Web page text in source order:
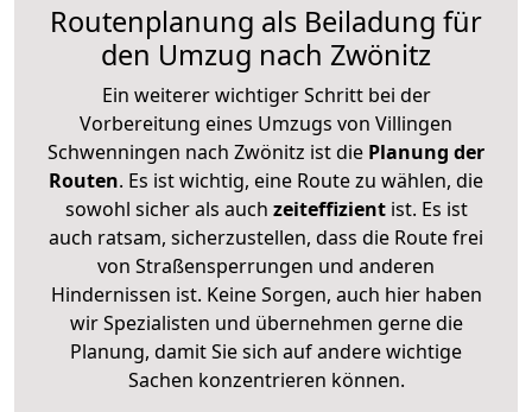
Routenplanung als Beiladung für
den Umzug nach Zwönitz
Ein weiterer wichtiger Schritt bei der
Vorbereitung eines Umzugs von Villingen
Schwenningen nach Zwönitz ist die Planung der
Routen. Es ist wichtig, eine Route zu wählen, die
sowohl sicher als auch zeiteffizientist. Es ist
auch ratsam, sicherzustellen, dass die Route frei
von Straßensperrungen und anderen
Hindernissen ist. Keine Sorgen, auch hier haben
wir Spezialisten und übernehmen gerne die
Planung, damit Sie sich auf andere wichtige
Sachen konzentrieren können.